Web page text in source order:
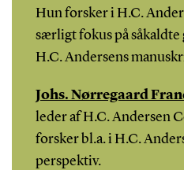
Hun forsker i H.C.
særligt fokus på såkaldte
H.C. Andersens
Johs. Nørregaard
leder af H.C. Andersen
forsker bl.a. i H.C.
perspektiv.